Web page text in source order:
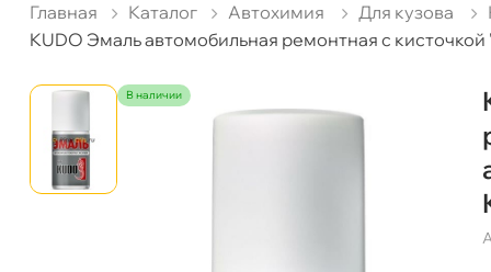
Главная Катало Автохимия Для кузова
KUDO Эмаль автомобильная ремонтная с
наличии